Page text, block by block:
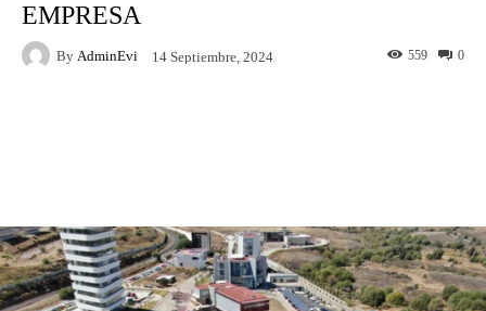
EMPRESA
By AdminEvi 14 Septiembre, 2024 0
559